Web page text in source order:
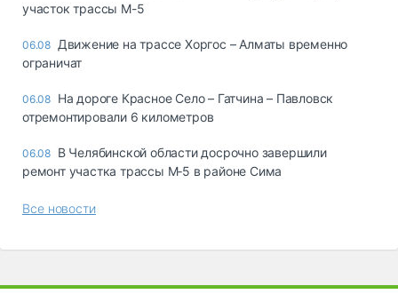
участок трассы М-5
06.08 Движение на трассе Хоргос – Алматы временно
ограничат
06.08 На дороге Красное Село – Гатчина – Павловск
отремонтировали 6 километров
06.08 В Челябинской области досрочно завершили
ремонт участка трассы М‑5 в районе Сима
Все новости